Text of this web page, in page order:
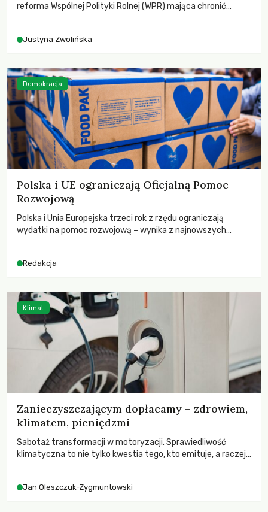
reforma Wspólnej Polityki Rolnej (WPR) mająca chronić
Justyna Zwolińska
Polska i UE ograniczają Oficjalną Pomoc
Rozwojową
Polska i Unia Europejska trzeci rok z rzędu ograniczają
wydatki na pomoc rozwojową – wynika z najnowszych
odnotowano największe tąpnięcie ODA w historii. Jakie będą
kryzysami i ubóstwem?
Redakcja
Demokracja
Zanieczyszczającym dopłacamy – zdrowiem,
klimatem, pieniędzmi
Sabotaż transformacji w motoryzacji. Sprawiedliwość
klimatyczna to nie tylko kwestia tego, kto emituje, a raczej
Jan Oleszczuk-Zygmuntowski
Klimat